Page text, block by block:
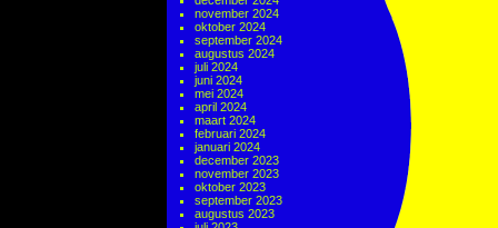
november 2024
oktober 2024
september 2024
augustus 2024
juli 2024
juni 2024
mei 2024
april 2024
maart 2024
februari 2024
januari 2024
december 2023
november 2023
oktober 2023
september 2023
augustus 2023